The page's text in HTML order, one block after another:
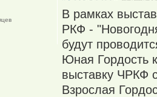
В рамках
РКФ -
будут
Юная Гордость
выставку ЧРКФ
Взрослая